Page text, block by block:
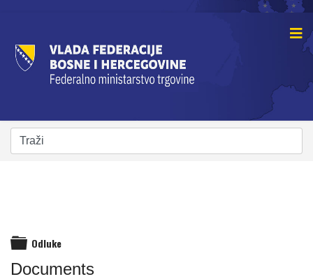
folder
Odluke
Documents